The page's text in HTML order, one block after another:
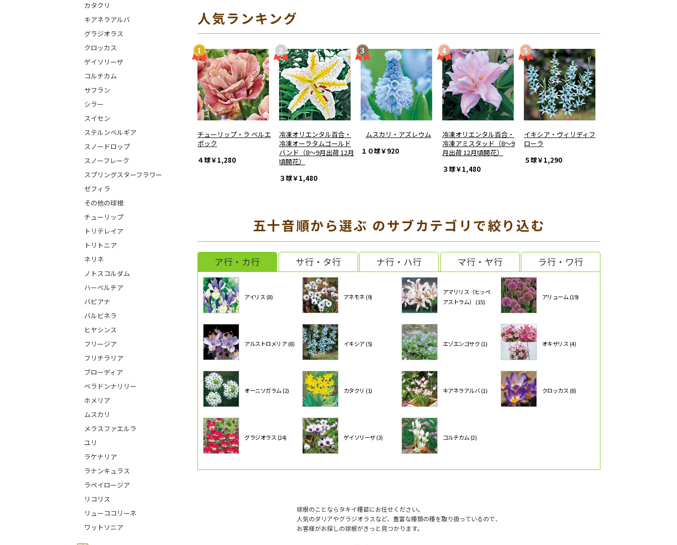
カタクリ
キアネラアルバ
グラジオラス
クロッカス
ゲイソリーザ
コルチカム
サフラン
シラー
スイセン
ステルンベルギア
スノードロップ
スノーフレーク
スプリングスターフラワー
ゼフィラ
その他の球根
チューリップ
トリテレイア
トリトニア
ネリネ
ノトスコルダム
ハーベルチア
バビアナ
バルビネラ
ヒヤシンス
フリージア
フリチラリア
ブローディア
ベラドンナリリー
ホメリア
ムスカリ
メラスファエルラ
ユリ
ラケナリア
ラナンキュラス
ラペイロージア
リコリス
リューココリーネ
ワットソニア
人気ランキング
チューリップ・ラ ベルエ
ポック
４球￥1,280
冷凍オリエンタル百合・
冷凍オーラタムゴールド
バンド（8～9月出荷 12月
頃開花）
３球￥1,480
ムスカリ・アズレウム
１０球￥920
冷凍オリエンタル百合・
冷凍アミスタッド（8～9
月出荷 12月頃開花）
３球￥1,480
イキシア・ヴィリディフ
ローラ
５球￥1,290
五十音順から選ぶ のサブカテゴリで絞り込む
ア行・カ行 サ行・タ行 ナ行・ハ行 マ行・ヤ行 ラ行・ワ行
アイリス (8) アネモネ (9)
アマリリス（ヒッペ
アストラム） (15)
アリューム (19)
アルストロメリア (8) イキシア (5) エゾエンゴサク (1) オキザリス (4)
オーニソガラム (2) カタクリ (1) キアネラアルバ (1) クロッカス (8)
グラジオラス (24) ゲイソリーザ (3) コルチカム (2)
球根のことならタキイ種苗にお任せください。
人気のダリアやグラジオラスなど、豊富な種類の種を取り扱っているので、
お客様がお探しの球根がきっと見つかります。